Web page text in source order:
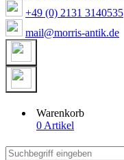
+49 (0) 2131 3140535
mail@morris-antik.de
Warenkorb
0 Artikel